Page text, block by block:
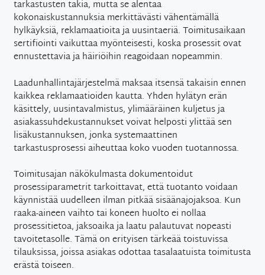
tarkastusten takia, mutta se alentaa
kokonaiskustannuksia merkittävästi vähentämällä
hylkäyksiä, reklamaatioita ja uusintaeriä. Toimitusaikaan
sertifiointi vaikuttaa myönteisesti, koska prosessit ovat
ennustettavia ja häiriöihin reagoidaan nopeammin.
Laadunhallintajärjestelmä maksaa itsensä takaisin ennen
kaikkea reklamaatioiden kautta. Yhden hylätyn erän
käsittely, uusintavalmistus, ylimääräinen kuljetus ja
asiakassuhdekustannukset voivat helposti ylittää sen
lisäkustannuksen, jonka systemaattinen
tarkastusprosessi aiheuttaa koko vuoden tuotannossa.
Toimitusajan näkökulmasta dokumentoidut
prosessiparametrit tarkoittavat, että tuotanto voidaan
käynnistää uudelleen ilman pitkää sisäänajojaksoa. Kun
raaka-aineen vaihto tai koneen huolto ei nollaa
prosessitietoa, jaksoaika ja laatu palautuvat nopeasti
tavoitetasolle. Tämä on erityisen tärkeää toistuvissa
tilauksissa, joissa asiakas odottaa tasalaatuista toimitusta
erästä toiseen.